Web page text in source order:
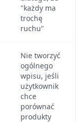
"każdy ma
trochę
ruchu"
Nie tworzyć
ogólnego
wpisu, jeśli
użytkownik
chce
porównać
produkty